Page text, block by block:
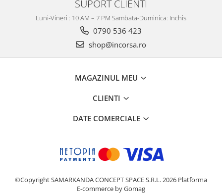
SUPORT CLIENTI
Luni-Vineri : 10 AM – 7 PM Sambata-Duminica: Inchis
0790 536 423
shop@incorsa.ro
MAGAZINUL MEU
CLIENTI
DATE COMERCIALE
©Copyright SAMARKANDA CONCEPT SPACE S.R.L. 2026 Platforma
E-commerce by Gomag